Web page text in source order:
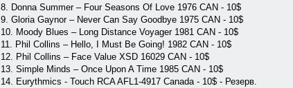
8. Donna Summer – Four Seasons Of Love 1976 CAN - 10$
9. Gloria Gaynor – Never Can Say Goodbye 1975 CAN - 10$
10. Moody Blues – Long Distance Voyager 1981 CAN - 10$
11. Phil Collins – Hello, I Must Be Going! 1982 CAN - 10$
12. Phil Collins – Face Value XSD 16029 CAN - 10$
13. Simple Minds – Once Upon A Time 1985 CAN - 10$
14. Eurythmics - Touch RCA AFL1-4917 Canada - 10$ - Резерв.